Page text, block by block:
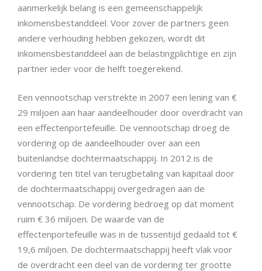
aanmerkelijk belang is een gemeenschappelijk
inkomensbestanddeel. Voor zover de partners geen
andere verhouding hebben gekozen, wordt dit
inkomensbestanddeel aan de belastingplichtige en zijn
partner ieder voor de helft toegerekend.
Een vennootschap verstrekte in 2007 een lening van €
29 miljoen aan haar aandeelhouder door overdracht van
een effectenportefeuille. De vennootschap droeg de
vordering op de aandeelhouder over aan een
buitenlandse dochtermaatschappij. In 2012 is de
vordering ten titel van terugbetaling van kapitaal door
de dochtermaatschappij overgedragen aan de
vennootschap. De vordering bedroeg op dat moment
ruim € 36 miljoen. De waarde van de
effectenportefeuille was in de tussentijd gedaald tot €
19,6 miljoen. De dochtermaatschappij heeft vlak voor
de overdracht een deel van de vordering ter grootte